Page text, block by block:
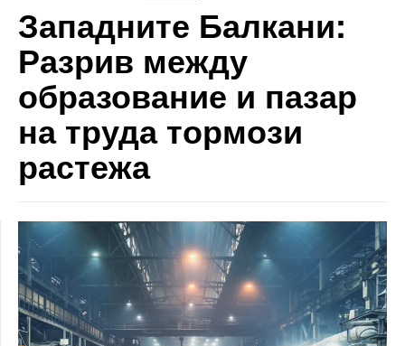
Западните Балкани:
Разрив между
образование и пазар
на труда тормози
растежа